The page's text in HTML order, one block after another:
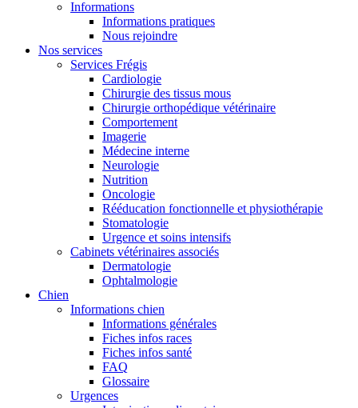
Informations
Informations pratiques
Nous rejoindre
Nos services
Services Frégis
Cardiologie
Chirurgie des tissus mous
Chirurgie orthopédique vétérinaire
Comportement
Imagerie
Médecine interne
Neurologie
Nutrition
Oncologie
Rééducation fonctionnelle et physiothérapie
Stomatologie
Urgence et soins intensifs
Cabinets vétérinaires associés
Dermatologie
Ophtalmologie
Chien
Informations chien
Informations générales
Fiches infos races
Fiches infos santé
FAQ
Glossaire
Urgences